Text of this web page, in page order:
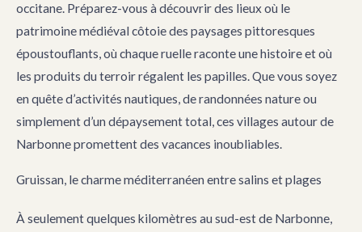
occitane. Préparez-vous à découvrir des lieux où le
patrimoine médiéval côtoie des paysages pittoresques
époustouflants, où chaque ruelle raconte une histoire et où
les produits du terroir régalent les papilles. Que vous soyez
en quête d’activités nautiques, de randonnées nature ou
simplement d’un dépaysement total, ces villages autour de
Narbonne promettent des vacances inoubliables.
Gruissan, le charme méditerranéen entre salins et plages
À seulement quelques kilomètres au sud-est de Narbonne,